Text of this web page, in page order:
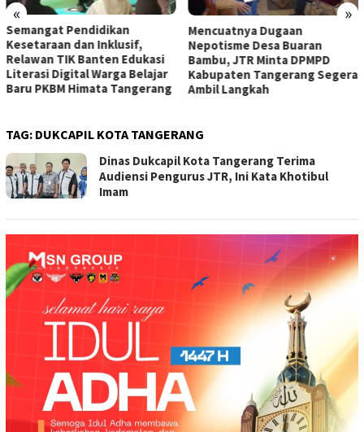
« »
Semangat Pendidikan
Kesetaraan dan Inklusif,
Relawan TIK Banten Edukasi
Literasi Digital Warga Belajar
Baru PKBM Himata Tangerang
Mencuatnya Dugaan
Nepotisme Desa Buaran
Bambu, JTR Minta DPMPD
Kabupaten Tangerang Segera
Ambil Langkah
TAG: DUKCAPIL KOTA TANGERANG
Dinas Dukcapil Kota Tangerang Terima
Audiensi Pengurus JTR, Ini Kata Khotibul
Imam